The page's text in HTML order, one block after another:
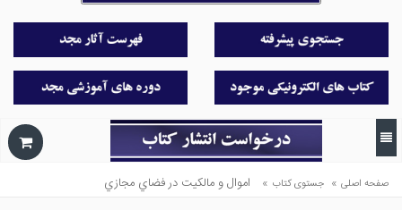
صفحه اصلی » جستوی کتاب » اموال و مالكيت در فضاي مجازي